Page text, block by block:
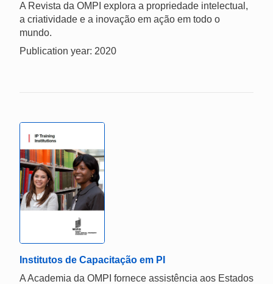
A Revista da OMPI explora a propriedade intelectual,
a criatividade e a inovação em ação em todo o
mundo.
Publication year: 2020
Institutos de Capacitação em PI
A Academia da OMPI fornece assistência aos Estados